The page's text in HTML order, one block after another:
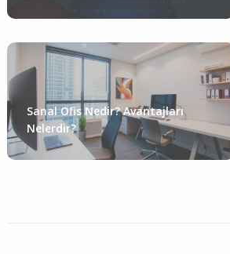
Sanal Ofis Nedir? Avantajları
Nelerdir?